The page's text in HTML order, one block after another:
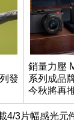
發
銷量力壓
系列成品
今秋將再
4/3片幅感光元